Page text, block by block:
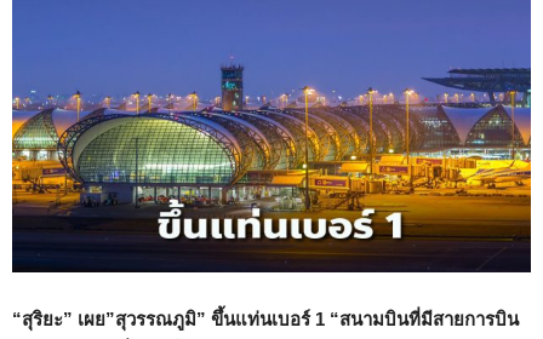
“สุริยะ” เผย”สุวรรณภูมิ” ขึ้นแท่นเบอร์ 1 “สนามบินที่มีสายการบิน